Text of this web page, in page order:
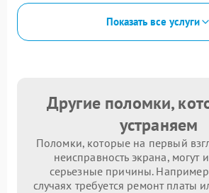
Показать все услуги
Другие поломки,
устраняем
Поломки, которые на первый
неисправность экрана, могут
серьезные причины.
случаях требуется ремонт платы